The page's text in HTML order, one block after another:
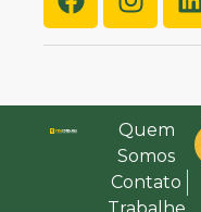
Quem
Somos
Contato
Trabalhe